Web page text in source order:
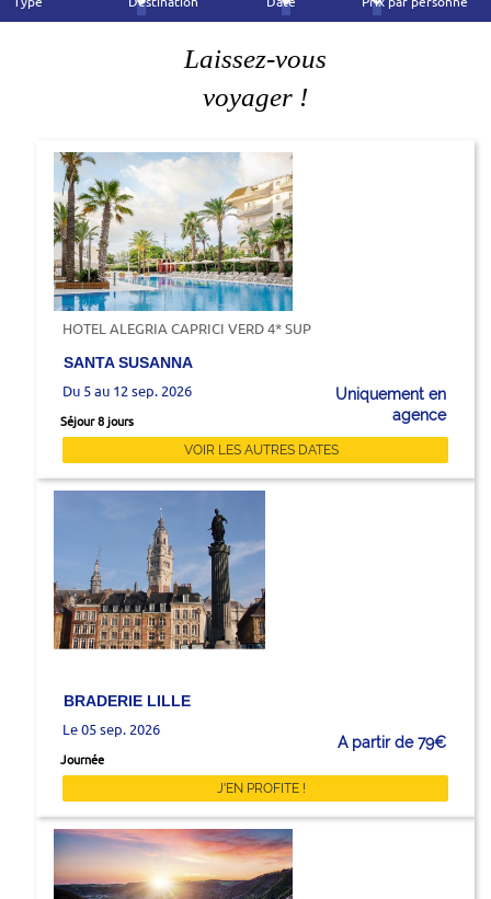
Laissez-vous
voyager !
HOTEL ALEGRIA CAPRICI VERD 4* SUP
SANTA SUSANNA
Du 5 au 12 sep. 2026
Séjour 8 jours
Uniquement en
agence
VOIR LES AUTRES DATES
BRADERIE LILLE
Le 05 sep. 2026
Journée
A partir de 79€
J'EN PROFITE !